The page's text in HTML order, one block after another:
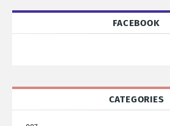
FACEBOOK
CATEGORIES